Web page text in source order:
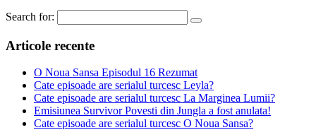
Search for:
Articole recente
O Noua Sansa Episodul 16 Rezumat
Cate episoade are serialul turcesc Leyla?
Cate episoade are serialul turcesc La Marginea Lumii?
Emisiunea Survivor Povesti din Jungla a fost anulata!
Cate episoade are serialul turcesc O Noua Sansa?